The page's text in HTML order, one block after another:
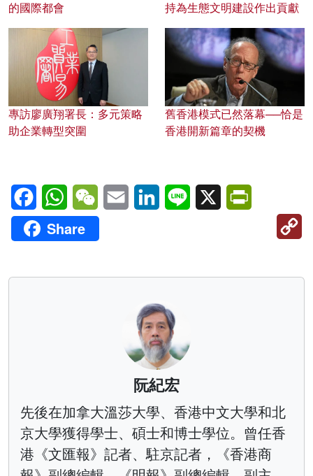
的國際都會
持為生態文明建設作出貢獻
專訪廖廣翔署長：多元策略
助企業轉型突圍
舊香港模式已然落幕──恰是
香港開新篇章的契機
FacebookWhatsAppWeChatEmail LinkedInLine X
Share
阮紀宏
先後在加拿大溫莎大學、香港中文大學和北
京大學獲得學士、碩士和博士學位。曾任香
港《文匯報》記者、駐京記者，《香港商